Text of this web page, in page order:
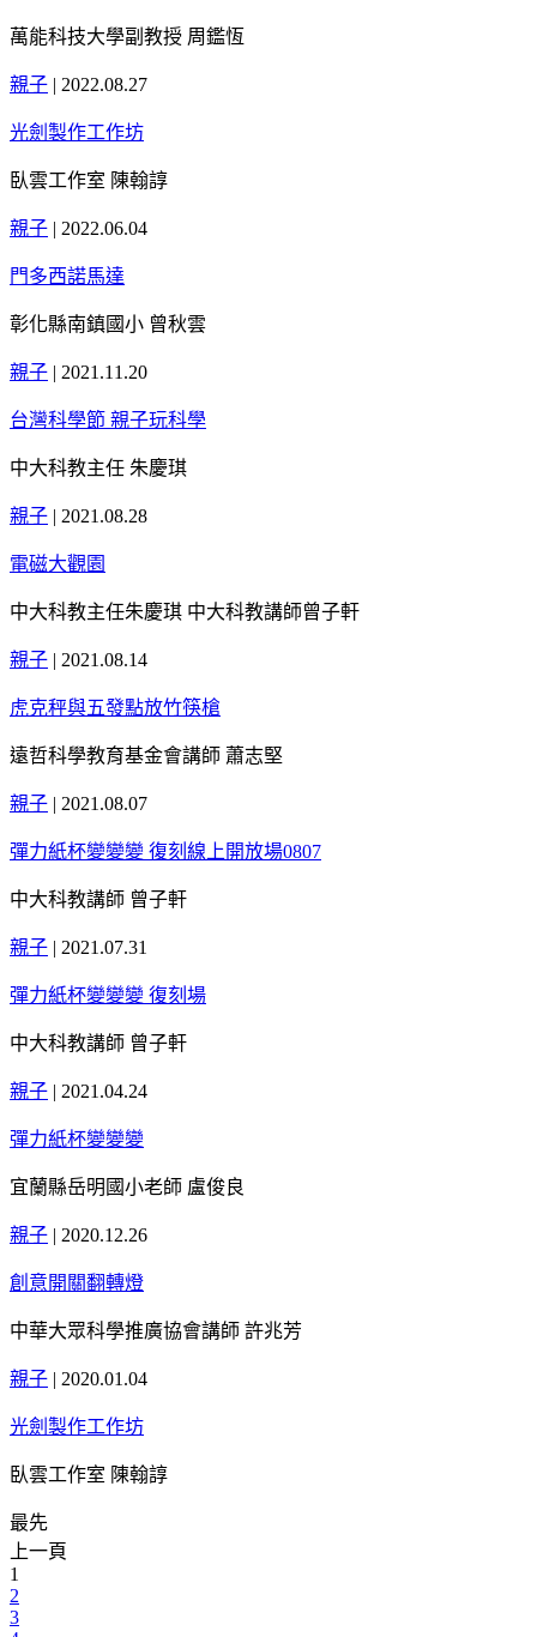
萬能科技大學副教授 周鑑恆
親子 | 2022.08.27
光劍製作工作坊
臥雲工作室 陳翰諄
親子 | 2022.06.04
門多西諾馬達
彰化縣南鎮國小 曾秋雲
親子 | 2021.11.20
台灣科學節 親子玩科學
中大科教主任 朱慶琪
親子 | 2021.08.28
電磁大觀園
中大科教主任朱慶琪 中大科教講師曾子軒
親子 | 2021.08.14
虎克秤與五發點放竹筷槍
遠哲科學教育基金會講師 蕭志堅
親子 | 2021.08.07
彈力紙杯變變變 復刻線上開放場0807
中大科教講師 曾子軒
親子 | 2021.07.31
彈力紙杯變變變 復刻場
中大科教講師 曾子軒
親子 | 2021.04.24
彈力紙杯變變變
宜蘭縣岳明國小老師 盧俊良
親子 | 2020.12.26
創意開關翻轉燈
中華大眾科學推廣協會講師 許兆芳
親子 | 2020.01.04
光劍製作工作坊
臥雲工作室 陳翰諄
最先
上一頁
1
2
3